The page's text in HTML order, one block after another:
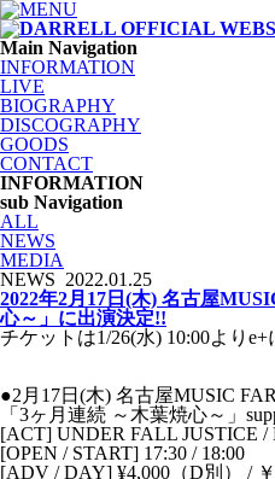
Main Navigation
INFORMATION
LIVE
BIOGRAPHY
DISCOGRAPHY
GOODS
CONTACT
INFORMATION
sub Navigation
ALL
NEWS
MEDIA
NEWS 2022.01.25
2022年2月17日(木) 名古屋
心～」に出演決定!!
チケットは1/26(水) 10:00より
●2月17日(木) 名古屋MUSIC
「3ヶ月連続 ～木葉焼心～」
[ACT] UNDER FALL JUSTICE /
[OPEN / START] 17:30 / 18:00
[ADV / DAY] ¥4,000（D別） / ￥